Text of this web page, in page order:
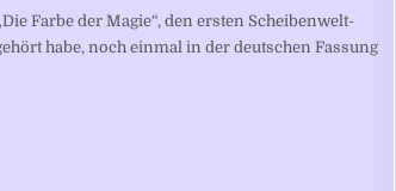
Farbe der Magie“, den ersten Scheibenwelt-
habe, noch einmal in der deutschen Fassung